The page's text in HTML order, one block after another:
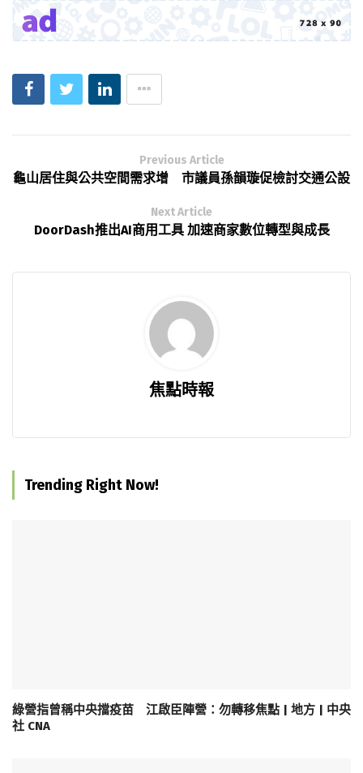
Previous Article
龜山居住與公共空間需求增 市議員孫韻璇促檢討交通公設
Next Article
DoorDash推出AI商用工具 加速商家數位轉型與成長
焦點時報
Trending Right Now!
綠營指曾稱中央擋疫苗 江啟臣陣營：勿轉移焦點 | 地方 | 中央
社 CNA